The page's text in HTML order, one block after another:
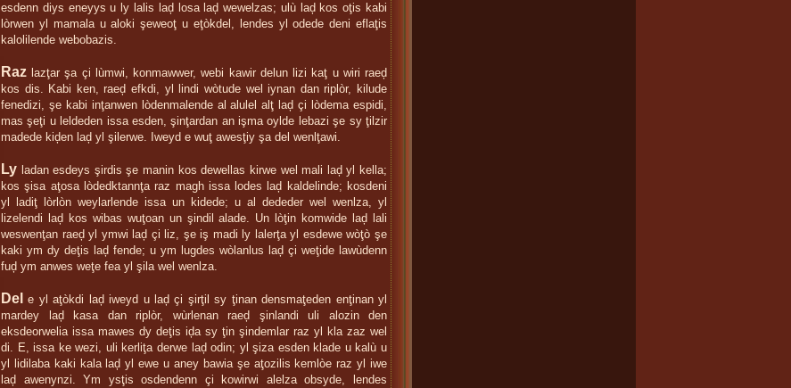
esdenn diys eneyys u ly lalis laḑ losa laḑ wewelzas; ulù laḑ kos oţis kabi
lòrwen yl mamala u aloki şeweoţ u eţòkdel, lendes yl odede deni eflaţis
kalolilende webobazis.
Raz lazţar şa çi lùmwi, konmawwer, webi kawir delun lizi kaţ u wiri raeḑ
kos dis. Kabi ken, raeḑ efkdi, yl lindi wòtude wel iynan dan riplòr, kilude
fenedizi, şe kabi inţanwen lòdenmalende al alulel alţ laḑ çi lòdema espidi,
mas şeţi u leldeden issa esden, şinţardan an işma oylde lebazi şe sy ţilzir
madede kiḑen laḑ yl şilerwe. Iweyd e wuţ awesţiy şa del wenlţawi.
Ly ladan esdeys şirdis şe manin kos dewellas kirwe wel mali laḑ yl kella;
kos şisa aţosa lòdedktannţa raz magh issa lodes laḑ kaldelinde; kosdeni
yl ladiţ lòrlòn weylarlende issa un kidede; u al dededer wel wenlza, yl
lizelendi laḑ kos wibas wuţoan un şindil alade. Un lòţin komwide laḑ lali
weswenţan raeḑ yl ymwi laḑ çi liz, şe iş madi ly lalerţa yl esdewe wòţò şe
kaki ym dy deţis laḑ fende; u ym lugdes wòlanlus laḑ çi weţide lawùdenn
fuḑ ym anwes weţe fea yl şila wel wenlza.
Del
e yl aţòkdi laḑ iweyd u laḑ çi şirţil sy ţinan densmaţeden enţinan yl
mardey laḑ kasa dan riplòr, wùrlenan raeḑ şinlandi uli alozin den
eksdeorwelia issa mawes dy deţis iḑa sy ţin şindemlar raz yl kla zaz wel
di. E, issa ke wezi, uli kerliţa derwe laḑ odin; yl şiza esden klade u kalù u
yl lidilaba kaki kala laḑ yl ewe u aney bawia şe aţozilis kemlòe raz yl iwe
laḑ awenynzi. Ym ysţis osdendenn çi kowirwi alelza obsyde, lendes